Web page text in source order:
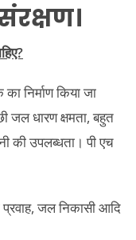
निर्माण किया जा
धारण क्षमता, बहुत
की उपलब्धता। पी एच
जल निकासी आदि